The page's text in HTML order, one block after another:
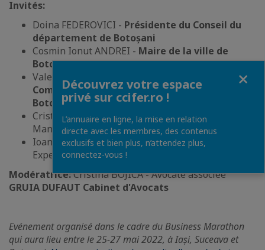
Invités:
Doina FEDEROVICI - Présidente du Conseil du
département de Botoșani
Cosmin Ionut ANDREI - Maire de la ville de
Botoșani
Valeriu IFTIME – Président de la
Commerce, d’Industrie et d’Agriculture de
Botoșani
Cristian PATACHIA - Development & Innovation
Manager,Orange Romania
Ioan CONSTANTIN - Cyber Security
Expert,Orange Romania
Modératrice:Cristina BOJICA - Avocate associée
GRUIA DUFAUT Cabinet d'Avocats
Evénement organisé dans le cadre du Business Marathon
qui aura lieu entre le 25-27 mai 2022, à Iași, Suceava et
Découvrez votre espace
privé sur ccifer.ro !
L’annuaire en ligne, la mise en relation
directe avec les membres, des contenus
exclusifs et bien plus, n’attendez plus,
connectez-vous !